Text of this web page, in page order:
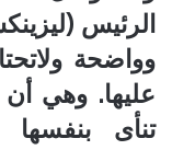
الرئيس
وواضحة
عليها. وهي أن
تنأى